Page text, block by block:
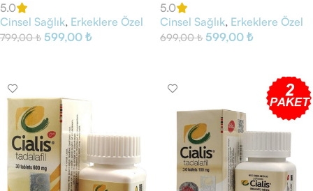
5.0
Cinsel Sağlık, Erkeklere Özel
799,00₺ 599,00 ₺
5.0
Cinsel Sağlık, Erkeklere Özel
699,00₺ 599,00 ₺